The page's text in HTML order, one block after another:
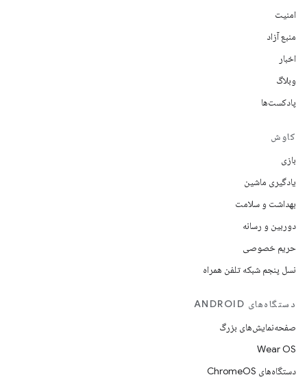
امنیت
منبع آزاد
اخبار
وبلاگ
پادکست‌ها
کاوش
بازی
یادگیری ماشین
بهداشت و سلامت
دوربین و رسانه
حریم خصوصی
نسل پنجم شبکه تلفن همراه
دستگاه‌های ANDROID
صفحه‌نمایش‌های بزرگ
Wear OS
دستگاه‌های ChromeOS